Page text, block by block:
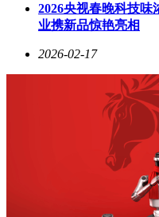
2026央视春晚科技味
业携新品惊艳亮相
2026-02-17